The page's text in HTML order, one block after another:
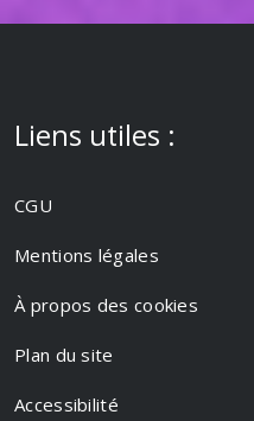
Liens utiles :
CGU
Mentions légales
À propos des cookies
Plan du site
Accessibilité